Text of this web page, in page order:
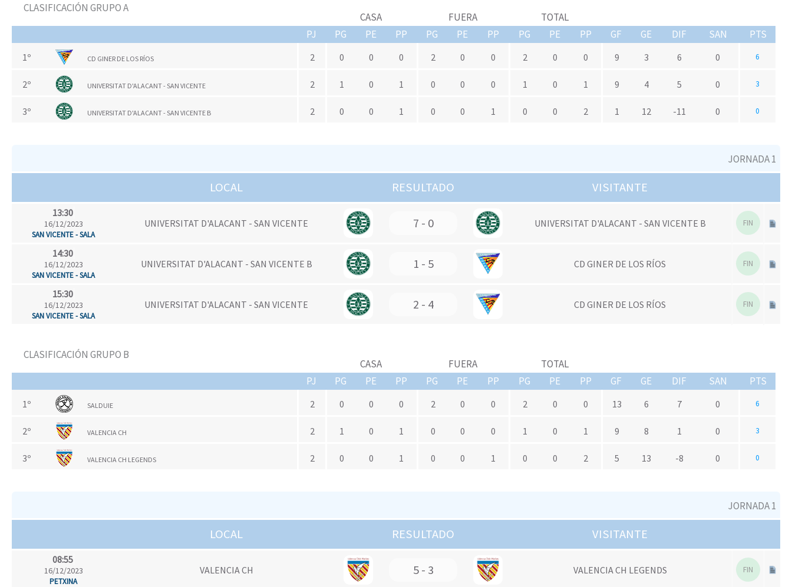
CLASIFICACIÓN GRUPO A
CASA FUERA
TOTAL
PJ
PG PE PP PG PE PP PG PE PP GF GE DIF SAN PTS
1º CD GINER DE LOS RÍOS 2 0 0 0 2 0 0 2 0 0 9 3 6 0 6
2º UNIVERSITAT D'ALACANT - SAN VICENTE 2 1 0 1 0 0 0 1 0 1 9 4 5 0 3
3º UNIVERSITAT D'ALACANT - SAN VICENTE B 2 0 0 1 0 0 1 0 0 2 1 12 -11 0 0
JORNADA 1
LOCAL RESULTADO VISITANTE
13:30
16/12/2023
SAN VICENTE - SALA
UNIVERSITAT D'ALACANT - SAN VICENTE 7 - 0 UNIVERSITAT D'ALACANT - SAN VICENTE B FIN
14:30
16/12/2023
SAN VICENTE - SALA
UNIVERSITAT D'ALACANT - SAN VICENTE B 1 - 5 CD GINER DE LOS RÍOS FIN
15:30
16/12/2023
SAN VICENTE - SALA
UNIVERSITAT D'ALACANT - SAN VICENTE 2 - 4 CD GINER DE LOS RÍOS FIN
CLASIFICACIÓN GRUPO B
CASA FUERA
TOTAL
PJ
PG PE PP PG PE PP PG PE PP GF GE DIF SAN PTS
1º SALDUIE 2 0 0 0 2 0 0 2 0 0 13 6 7 0 6
2º VALENCIA CH 2 1 0 1 0 0 0 1 0 1 9 8 1 0 3
3º VALENCIA CH LEGENDS 2 0 0 1 0 0 1 0 0 2 5 13 -8 0 0
JORNADA 1
LOCAL RESULTADO VISITANTE
08:55
16/12/2023
PETXINA
VALENCIA CH 5 - 3 VALENCIA CH LEGENDS FIN